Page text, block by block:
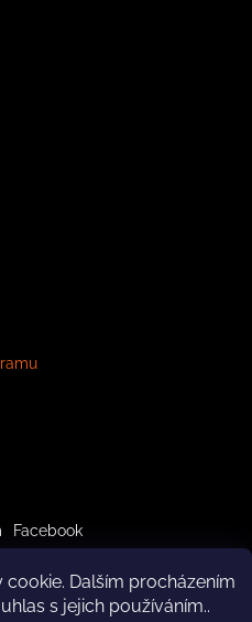
Dalším procházením
s jejich používáním..
Facebook